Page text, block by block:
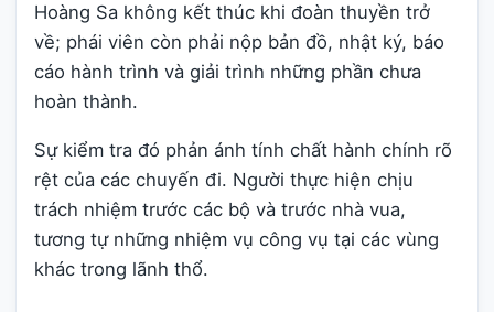
Hoàng Sa không kết thúc khi đoàn thuyền trở
về; phái viên còn phải nộp bản đồ, nhật ký, báo
cáo hành trình và giải trình những phần chưa
hoàn thành.
Sự kiểm tra đó phản ánh tính chất hành chính rõ
rệt của các chuyến đi. Người thực hiện chịu
trách nhiệm trước các bộ và trước nhà vua,
tương tự những nhiệm vụ công vụ tại các vùng
khác trong lãnh thổ.